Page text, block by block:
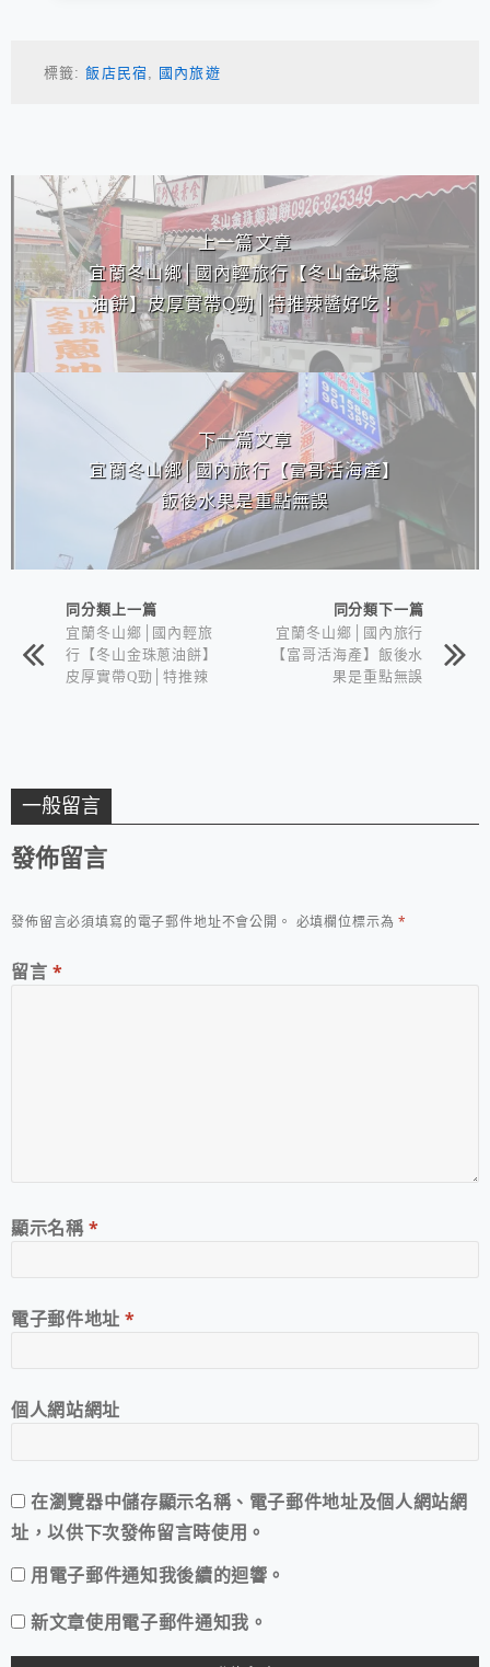
標籤:飯店民宿 國內旅遊
相連文章
上一篇文章
宜蘭冬山鄉│國內輕旅行【冬山金珠蔥
油餅】皮厚實帶Q勁│特推辣醬好吃！
下一篇文章
宜蘭冬山鄉│國內旅行【富哥活海產】
飯後水果是重點無誤
同分類上一篇
宜蘭冬山鄉│國內輕旅
行【冬山金珠蔥油餅】
皮厚實帶Q勁│特推辣
同分類下一篇
宜蘭冬山鄉│國內旅行
【富哥活海產】飯後水
果是重點無誤
一般留言
發佈留言
發佈留言必須填寫的電子郵件地址不會公開。 必填欄位標示為*
留言 *
顯示名稱*
電子郵件地址*
個人網站網址
在瀏覽器中儲存顯示名稱、電子郵件地址及個人網站網
址，以供下次發佈留言時使用。
用電子郵件通知我後續的迴響。
新文章使用電子郵件通知我。